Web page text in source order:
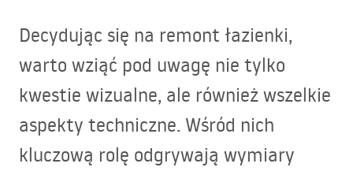
Decydując się na remont łazienki,
warto wziąć pod uwagę nie tylko
kwestie wizualne, ale również wszelkie
aspekty techniczne. Wśród nich
kluczową rolę odgrywają wymiary